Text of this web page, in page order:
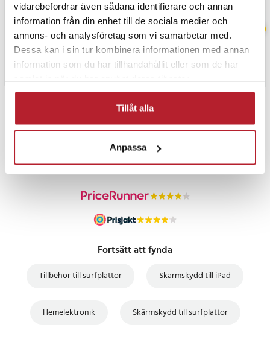
vidarebefordrar även sådana identifierare och annan
information från din enhet till de sociala medier och
annons- och analysföretag som vi samarbetar med.
Dessa kan i sin tur kombinera informationen med annan
information som du har tillhandahållit eller som de har
Tillåt alla
Anpassa
PRISGARANTI
UTFÖRSÄLJNING
Fortsätt att fynda
Tillbehör till surfplattor Skärmskydd till iPad
Hemelektronik Skärmskydd till surfplattor